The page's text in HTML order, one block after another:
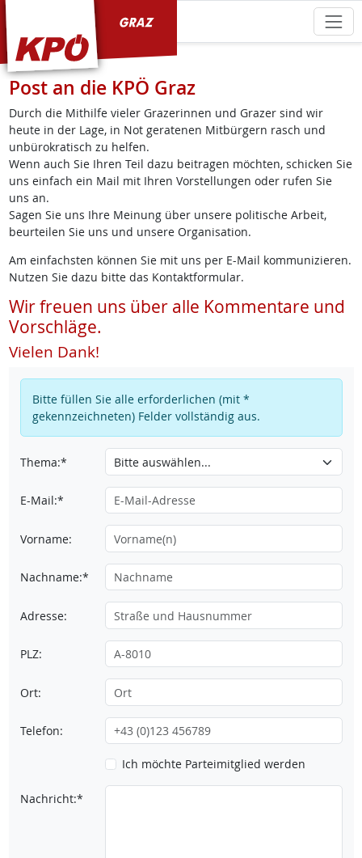
Post an die KPÖ Graz
Durch die Mithilfe vieler Grazerinnen und Grazer sind wir
heute in der Lage, in Not geratenen Mitbürgern rasch und
unbürokratisch zu helfen.
Wenn auch Sie Ihren Teil dazu beitragen möchten, schicken Sie
uns einfach ein Mail mit Ihren Vorstellungen oder rufen Sie
uns an.
Sagen Sie uns Ihre Meinung über unsere politische Arbeit,
beurteilen Sie uns und unsere Organisation.
Am einfachsten können Sie mit uns per E-Mail kommunizieren.
Nutzen Sie dazu bitte das Kontaktformular.
Wir freuen uns über alle Kommentare und
Vorschläge.
Vielen Dank!
Bitte füllen Sie alle erforderlichen (mit *
gekennzeichneten) Felder vollständig aus.
Thema:*
E-Mail:*
Vorname:
Nachname:*
Adresse:
PLZ:
Ort:
Telefon:
Ich möchte Parteimitglied werden
Nachricht:*